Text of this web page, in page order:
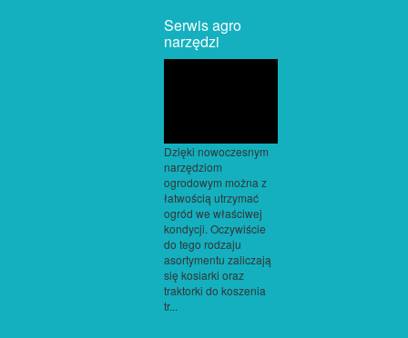
Serwis agro
narzędzi
Dzięki nowoczesnym
narzędziom
ogrodowym można z
łatwością utrzymać
ogród we właściwej
kondycji. Oczywiście
do tego rodzaju
asortymentu zaliczają
się kosiarki oraz
traktorki do koszenia
tr...